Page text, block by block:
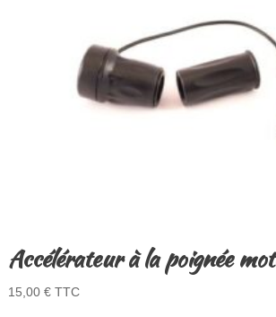
Accélérateur à la poignée
15,00 € TTC